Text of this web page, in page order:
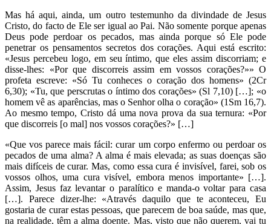
Mas há aqui, ainda, um outro testemunho da divindade de Jesus
Cristo, do facto de Ele ser igual ao Pai. Não somente porque apenas
Deus pode perdoar os pecados, mas ainda porque só Ele pode
penetrar os pensamentos secretos dos corações. Aqui está escrito:
«Jesus percebeu logo, em seu íntimo, que eles assim discorriam; e
disse-lhes: «Por que discorreis assim em vossos corações?»» O
profeta escreve: «Só Tu conheces o coração dos homens» (2Cr
6,30); «Tu, que perscrutas o íntimo dos corações» (Sl 7,10) […]; «o
homem vê as aparências, mas o Senhor olha o coração» (1Sm 16,7).
Ao mesmo tempo, Cristo dá uma nova prova da sua ternura: «Por
que discorreis [o mal] nos vossos corações?» […]
«Que vos parece mais fácil: curar um corpo enfermo ou perdoar os
pecados de uma alma? A alma é mais elevada; as suas doenças são
mais difíceis de curar. Mas, como essa cura é invisível, farei, sob os
vossos olhos, uma cura visível, embora menos importante» […].
Assim, Jesus faz levantar o paralítico e manda-o voltar para casa
[…]. Parece dizer-lhe: «Através daquilo que te aconteceu, Eu
gostaria de curar estas pessoas, que parecem de boa saúde, mas que,
na realidade, têm a alma doente. Mas, visto que não querem, vai tu